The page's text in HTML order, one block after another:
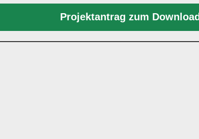
Projektantrag zum Download